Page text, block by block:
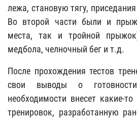
лежа, становую тягу,
Во второй части были и
места, так и тройной
медбола, челночный бег и т.д.
После прохождения тестов
свои выводы о
необходимости внесет какие-
тренировок, разработанную